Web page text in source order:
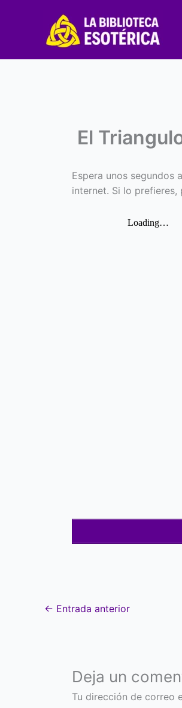
El
Espera unos segundos
internet. Si lo prefieres,
← Entrada anterior
Deja un
Tu dirección de correo